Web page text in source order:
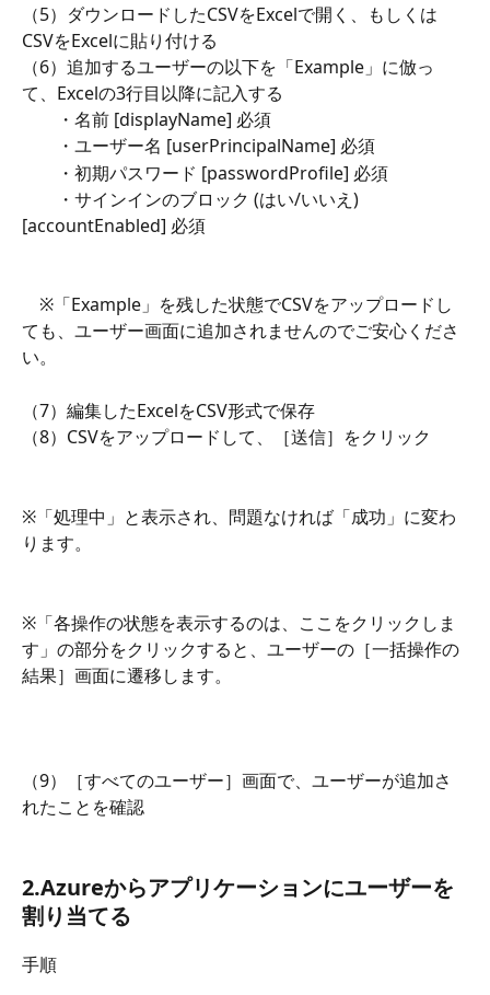
（5）ダウンロードしたCSVをExcelで開く、もしくは
CSVをExcelに貼り付ける
（6）追加するユーザーの以下を「Example」に倣っ
て、Excelの3行目以降に記入する
・名前 [displayName] 必須
・ユーザー名 [userPrincipalName] 必須
・初期パスワード [passwordProfile] 必須
・サインインのブロック (はい/いいえ)
[accountEnabled] 必須
※「Example」を残した状態でCSVをアップロードし
ても、ユーザー画面に追加されませんのでご安心くださ
い。
（7）編集したExcelをCSV形式で保存
（8）CSVをアップロードして、［送信］をクリック
※「処理中」と表示され、問題なければ「成功」に変わ
ります。
※「各操作の状態を表示するのは、ここをクリックしま
す」の部分をクリックすると、ユーザーの［一括操作の
結果］画面に遷移します。
（9）［すべてのユーザー］画面で、ユーザーが追加さ
れたことを確認
2.Azureからアプリケーションにユーザーを
割り当てる
手順